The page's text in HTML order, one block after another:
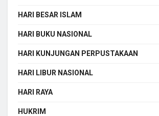
HARI BESAR ISLAM
HARI BUKU NASIONAL
HARI KUNJUNGAN PERPUSTAKAAN
HARI LIBUR NASIONAL
HARI RAYA
HUKRIM